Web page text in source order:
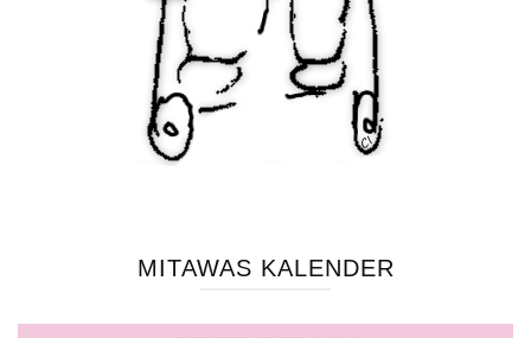
MITAWAS KALENDER